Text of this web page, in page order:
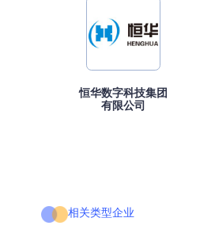
恒华数字科技集团
有限公司
相关类型企业